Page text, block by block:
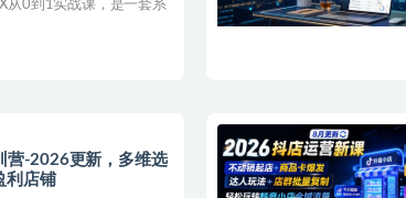
从0到1实战课，是一套系
营-2026更新，多维选
利店铺